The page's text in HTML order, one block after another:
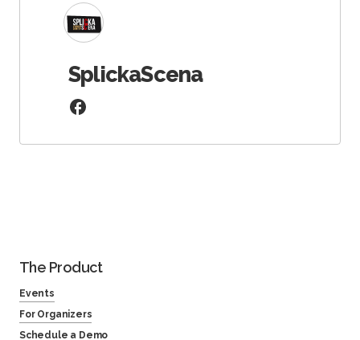
SplickaScena
The Product
Events
For Organizers
Schedule a Demo